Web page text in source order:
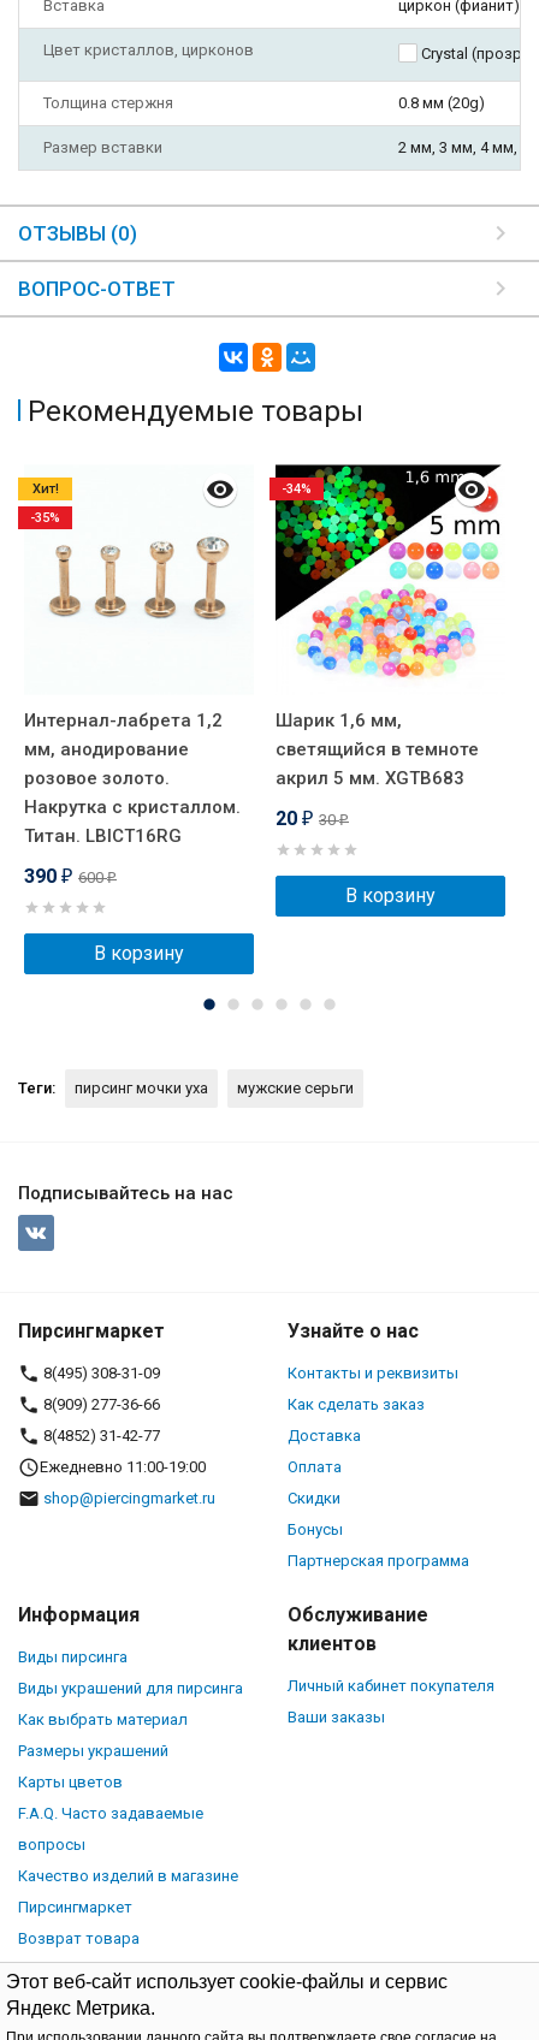
Этот веб-сайт использует cookie-файлы и сервис
Яндекс Метрика.
Вставка циркон (фианит)
Цвет кристаллов, цирконов Crystal
Толщина стержня 0.8 мм (20g)
Размер вставки 2 мм, 3 мм, 4 мм, 5
ОТЗЫВЫ (0)
ВОПРОС-ОТВЕТ
Рекомендуемые товары
Интернал-лабрета 1,2
мм, анодирование
розовое золото.
Накрутка с кристаллом.
Титан. LBICT16RG
390 ₽ 600₽
В корзину
Хит!
-35%
Шарик 1,6 мм,
светящийся в темноте
акрил 5 мм. XGTB683
20 ₽ 30₽
В корзину
-34%
Теги: пирсинг мочки уха мужские серьги
Подписывайтесь на нас
Пирсингмаркет
8(495) 308-31-09
8(909) 277-36-66
8(4852) 31-42-77
Ежедневно 11:00-19:00
shop@piercingmarket.ru
Узнайте о нас
Контакты и реквизиты
Как сделать заказ
Доставка
Оплата
Скидки
Бонусы
Партнерская программа
Информация
Виды пирсинга
Виды украшений для пирсинга
Как выбрать материал
Размеры украшений
Карты цветов
F.A.Q. Часто задаваемые
вопросы
Качество изделий в магазине
Пирсингмаркет
Возврат товара
Обслуживание
клиентов
Личный кабинет покупателя
Ваши заказы